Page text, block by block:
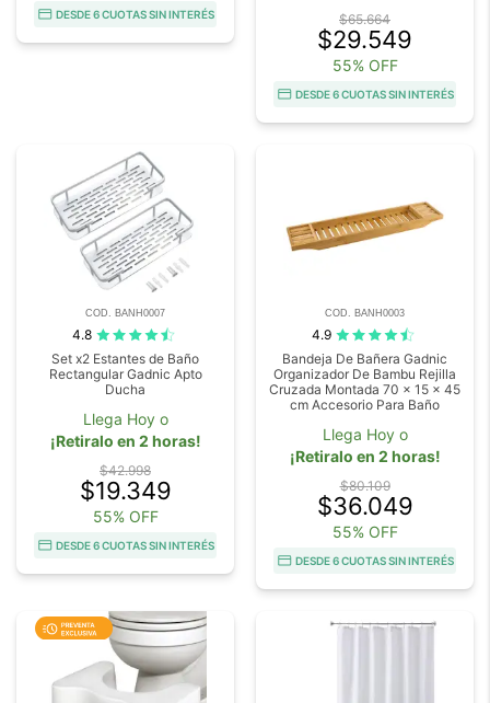
DESDE 6 CUOTAS SIN INTERÉS $65.664
$29.549
55% OFF
DESDE 6 CUOTAS SIN INTERÉS
COD. BANH0007
4.8
Set x2 Estantes de Baño
Rectangular Gadnic Apto
Ducha
Llega Hoy o
¡Retiralo en 2 horas!
$42.998
$19.349
55% OFF
DESDE 6 CUOTAS SIN INTERÉS
COD. BANH0003
4.9
Bandeja De Bañera Gadnic
Organizador De Bambu Rejilla
Cruzada Montada 70 x 15 x 45
cm Accesorio Para Baño
Llega Hoy o
¡Retiralo en 2 horas!
$80.109
$36.049
55% OFF
DESDE 6 CUOTAS SIN INTERÉS